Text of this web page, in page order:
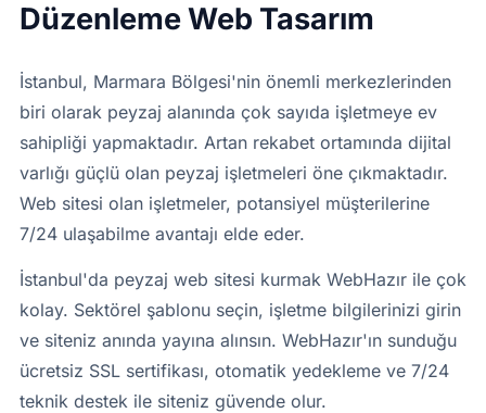
Düzenleme Web Tasarım
İstanbul, Marmara Bölgesi'nin önemli merkezlerinden
biri olarak peyzaj alanında çok sayıda işletmeye ev
sahipliği yapmaktadır. Artan rekabet ortamında dijital
varlığı güçlü olan peyzaj işletmeleri öne çıkmaktadır.
Web sitesi olan işletmeler, potansiyel müşterilerine
7/24 ulaşabilme avantajı elde eder.
İstanbul'da peyzaj web sitesi kurmak WebHazır ile çok
kolay. Sektörel şablonu seçin, işletme bilgilerinizi girin
ve siteniz anında yayına alınsın. WebHazır'ın sunduğu
ücretsiz SSL sertifikası, otomatik yedekleme ve 7/24
teknik destek ile siteniz güvende olur.